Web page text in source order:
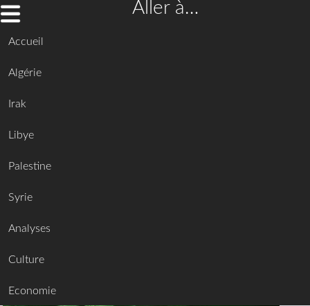
Aller à…
Accueil
Algérie
Irak
Libye
Palestine
Syrie
Analyses
Culture
Economie